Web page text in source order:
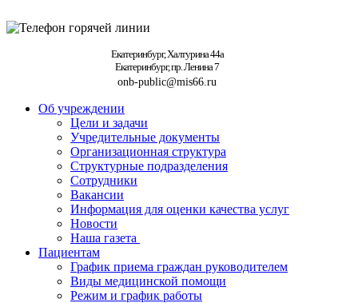
Екатеринбург, Халтурина 44а
Екатеринбург, пр. Ленина 7
onb-public@mis66.ru
Об учреждении
Цели и задачи
Учредительные документы
Организационная структура
Структурные подразделения
Сотрудники
Вакансии
Информация для оценки качества услуг
Новости
​​Наша газета
Пациентам
График приема граждан руководителем
Виды медицинской помощи
Режим и график работы